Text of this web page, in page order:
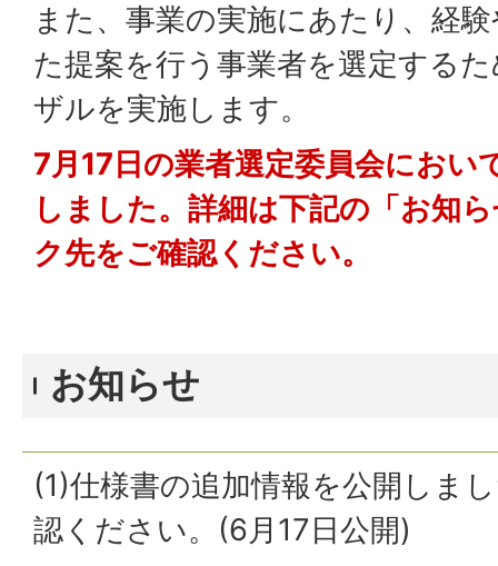
また、事業の実施にあたり、経
た提案を行う事業者を選定する
ザルを実施します。
7月17日の業者選定委員会におい
しました。詳細は下記の「お知
ク先をご確認ください。
お知らせ
(1)仕様書の追加情報を公開しま
認ください。(6月17日公開)